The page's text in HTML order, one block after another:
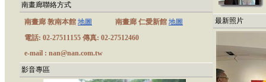
南畫廊聯絡方式
南畫廊 敦南本館 地圖 南畫廊 仁愛新館 地圖
電話: 02-27511155 傳真: 02-27512460
e-mail : nan@nan.com.tw
影音專區
最新照片